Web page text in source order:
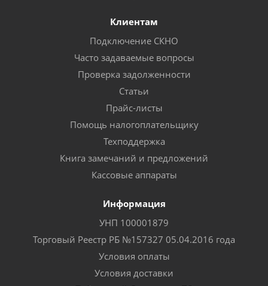
Клиентам
Подключение СКНО
Часто задаваемые вопросы
Проверка задолженности
Статьи
Прайс-листы
Помощь налогоплательщику
Техподдержка
Книга замечаний и предложений
Кассовые аппараты
Информация
УНП 100001879
Торговый Реестр РБ №157327 05.04.2016 года
Условия оплаты
Условия доставки